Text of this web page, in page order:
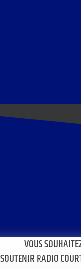
VOUS
SOUTENIR RADIO